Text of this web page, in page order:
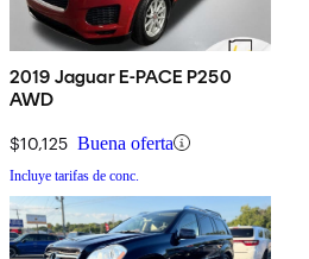
2019 Jaguar E-PACE P250
AWD
$10,125 Buena oferta
Incluye tarifas de conc.